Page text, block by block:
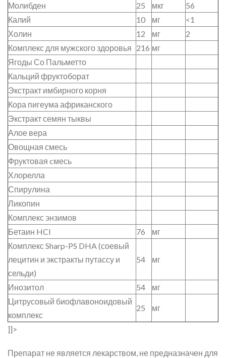
Молибден
25 мкг
56
Калий
10 мг
<1
Холин
12 мг
2
Комплекс для мужского здоровья 216 мг
Ягоды Со Пальметто
Кальций фруктоборат
Экстракт имбирного корня
Кора пигеума африканского
Экстракт семян тыквы
Алое вера
Овощная смесь
Фруктовая cмесь
Хлорелла
Спирулина
Ликопин
Комплекс энзимов
Бетаин HCI
76
мг
Комплекс Sharp-PS DHA (соевый
лецитин и экстракты путассу и
сельди)
54 мг
Инозитол 54
мг
Цитрусовый биофлавоноидовый
комплекс
25 мг
]]>
Препарат не является лекарством, не предназначен для